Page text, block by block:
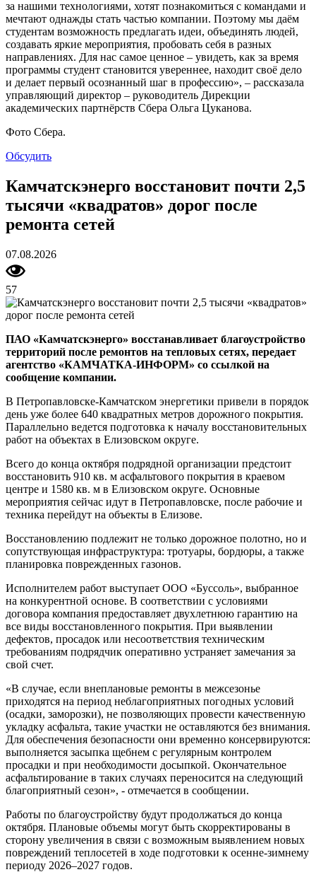
за нашими технологиями, хотят познакомиться с командами и
мечтают однажды стать частью компании. Поэтому мы даём
студентам возможность предлагать идеи, объединять людей,
создавать яркие мероприятия, пробовать себя в разных
направлениях. Для нас самое ценное – увидеть, как за время
программы студент становится увереннее, находит своё дело
и делает первый осознанный шаг в профессию», – рассказала
управляющий директор – руководитель Дирекции
академических партнёрств Сбера Ольга Цуканова.
Фото Сбера.
Обсудить
Камчатскэнерго восстановит почти 2,5
тысячи «квадратов» дорог после
ремонта сетей
07.08.2026
57
ПАО «Камчатскэнерго» восстанавливает благоустройство
территорий после ремонтов на тепловых сетях, передает
агентство «КАМЧАТКА-ИНФОРМ» со ссылкой на
сообщение компании.
В Петропавловске-Камчатском энергетики привели в порядок
день уже более 640 квадратных метров дорожного покрытия.
Параллельно ведется подготовка к началу восстановительных
работ на объектах в Елизовском округе.
Всего до конца октября подрядной организации предстоит
восстановить 910 кв. м асфальтового покрытия в краевом
центре и 1580 кв. м в Елизовском округе. Основные
мероприятия сейчас идут в Петропавловске, после рабочие и
техника перейдут на объекты в Елизове.
Восстановлению подлежит не только дорожное полотно, но и
сопутствующая инфраструктура: тротуары, бордюры, а также
планировка поврежденных газонов.
Исполнителем работ выступает ООО «Буссоль», выбранное
на конкурентной основе. В соответствии с условиями
договора компания предоставляет двухлетнюю гарантию на
все виды восстановленного покрытия. При выявлении
дефектов, просадок или несоответствия техническим
требованиям подрядчик оперативно устраняет замечания за
свой счет.
«В случае, если внеплановые ремонты в межсезонье
приходятся на период неблагоприятных погодных условий
(осадки, заморозки), не позволяющих провести качественную
укладку асфальта, такие участки не оставляются без внимания.
Для обеспечения безопасности они временно консервируются:
выполняется засыпка щебнем с регулярным контролем
просадки и при необходимости досыпкой. Окончательное
асфальтирование в таких случаях переносится на следующий
благоприятный сезон», - отмечается в сообщении.
Работы по благоустройству будут продолжаться до конца
октября. Плановые объемы могут быть скорректированы в
сторону увеличения в связи с возможным выявлением новых
повреждений теплосетей в ходе подготовки к осенне-зимнему
периоду 2026–2027 годов.